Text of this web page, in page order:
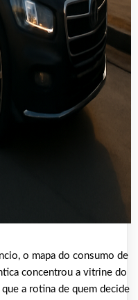
o mapa do consumo de
concentrou a vitrine do
a rotina de quem decide